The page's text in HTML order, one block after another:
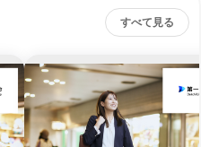
すべて見る